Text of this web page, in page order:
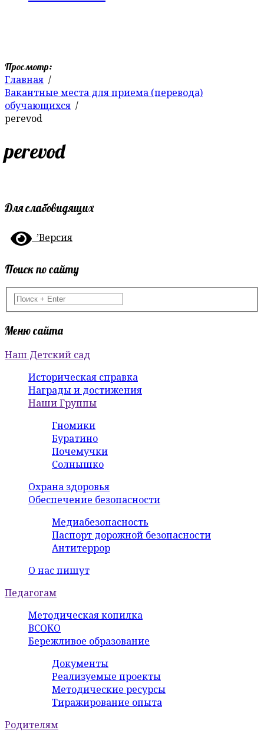
Просмотр:
Главная
Вакантные места для приема (перевода)
обучающихся
perevod
perevod
Для слабовидящих
’Версия
Поиск по сайту
Меню сайта
Наш Детский сад
Историческая справка
Награды и достижения
Наши Группы
Гномики
Буратино
Почемучки
Солнышко
Охрана здоровья
Обеспечение безопасности
Медиабезопасность
Паспорт дорожной безопасности
Антитеррор
О нас пишут
Педагогам
Методическая копилка
ВСОКО
Бережливое образование
Документы
Реализуемые проекты
Методические ресурсы
Тиражирование опыта
Родителям